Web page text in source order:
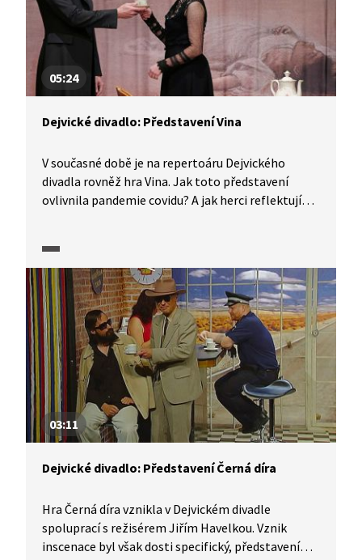
05:24
Dejvické divadlo: Představení Vina
V současné době je na repertoáru Dejvického
divadla rovněž hra Vina. Jak toto představení
ovlivnila pandemie covidu? A jak herci reflektují
divadle.
03:11
Dejvické divadlo: Představení Černá díra
Hra Černá díra vznikla v Dejvickém divadle
spoluprací s režisérem Jiřím Havelkou. Vznik
inscenace byl však dosti specifický, představení